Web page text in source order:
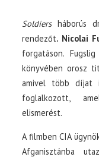
Soldiersháborús
rendezőt. Nicolai
forgatáson.
könyvében orosz
amivel több díjat
foglalkozott,
elismerést.
A filmben CIA
Afganisztánba